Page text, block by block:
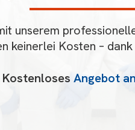
unserem
keinerlei Kosten – dank
Kostenloses Angebot